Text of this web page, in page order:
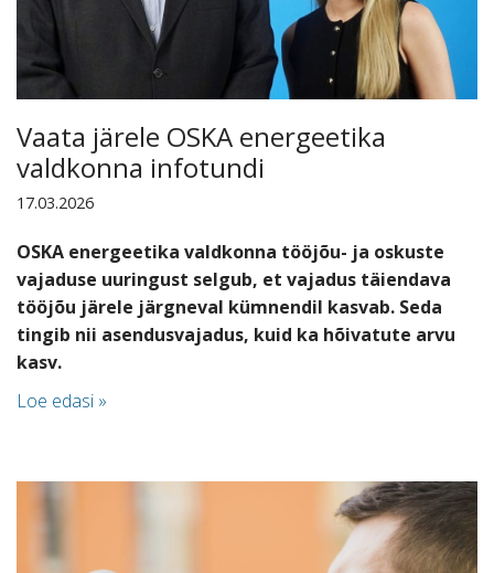
Vaata järele OSKA energeetika
valdkonna infotundi
17.03.2026
OSKA energeetika valdkonna tööjõu- ja oskuste
vajaduse uuringust selgub, et vajadus täiendava
tööjõu järele järgneval kümnendil kasvab. Seda
tingib nii asendusvajadus, kuid ka hõivatute arvu
kasv.
Loe edasi »